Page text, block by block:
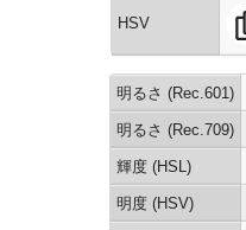
HSV
明るさ (Rec.601)
明るさ (Rec.709)
輝度 (HSL)
明度 (HSV)